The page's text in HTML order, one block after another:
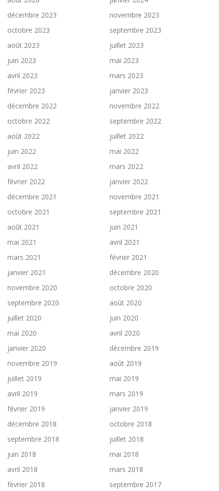
décembre 2023
novembre 2023
octobre 2023
septembre 2023
août 2023
juillet 2023
juin 2023
mai 2023
avril 2023
mars 2023
février 2023
janvier 2023
décembre 2022
novembre 2022
octobre 2022
septembre 2022
août 2022
juillet 2022
juin 2022
mai 2022
avril 2022
mars 2022
février 2022
janvier 2022
décembre 2021
novembre 2021
octobre 2021
septembre 2021
août 2021
juin 2021
mai 2021
avril 2021
mars 2021
février 2021
janvier 2021
décembre 2020
novembre 2020
octobre 2020
septembre 2020
août 2020
juillet 2020
juin 2020
mai 2020
avril 2020
janvier 2020
décembre 2019
novembre 2019
août 2019
juillet 2019
mai 2019
avril 2019
mars 2019
février 2019
janvier 2019
décembre 2018
octobre 2018
septembre 2018
juillet 2018
juin 2018
mai 2018
avril 2018
mars 2018
février 2018
septembre 2017